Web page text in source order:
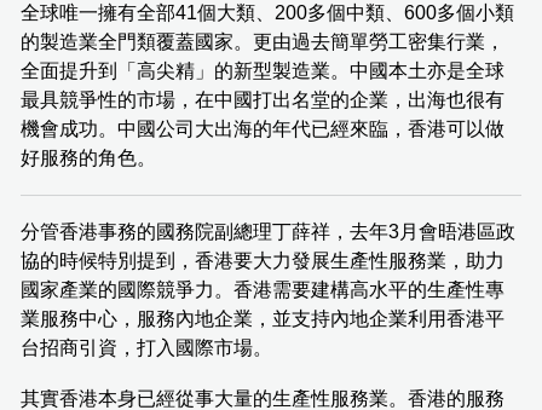
全球唯一擁有全部41個大類、200多個中類、600多個小類
的製造業全門類覆蓋國家。更由過去簡單勞工密集行業，
全面提升到「高尖精」的新型製造業。中國本土亦是全球
最具競爭性的市場，在中國打出名堂的企業，出海也很有
機會成功。中國公司大出海的年代已經來臨，香港可以做
好服務的角色。
分管香港事務的國務院副總理丁薛祥，去年3月會晤港區政
協的時候特別提到，香港要大力發展生產性服務業，助力
國家產業的國際競爭力。香港需要建構高水平的生產性專
業服務中心，服務內地企業，並支持內地企業利用香港平
台招商引資，打入國際市場。
其實香港本身已經從事大量的生產性服務業。香港的服務